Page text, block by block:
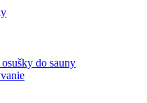
do sauny